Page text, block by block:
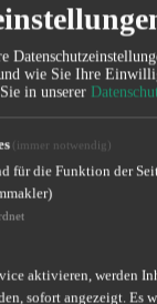
Die Nachhaltige
wie Sie Ihre
in unserer
(immer notwendig)
für die Funktion der
aktivieren, werden
sofort angezeigt. Es